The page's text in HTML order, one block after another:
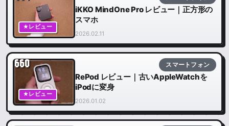
★レビュー
iKKO MindOne Pro レビュー｜正方形の
スマホ
2026.02.11
★レビュー
660 スマートフォン
RePod レビュー｜古いAppleWatchを
iPodに変身
2026.01.02